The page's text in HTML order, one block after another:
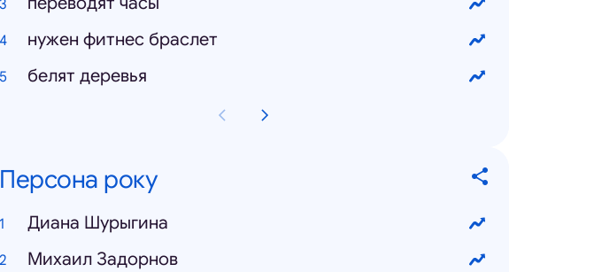
нужен фитнес браслет
белят деревья
Персона року
Диана Шурыгина
Михаил Задорнов